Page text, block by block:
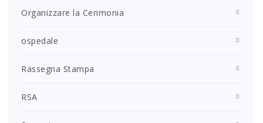
Organizzare la Cerimonia
ospedale
Rassegna Stampa
RSA